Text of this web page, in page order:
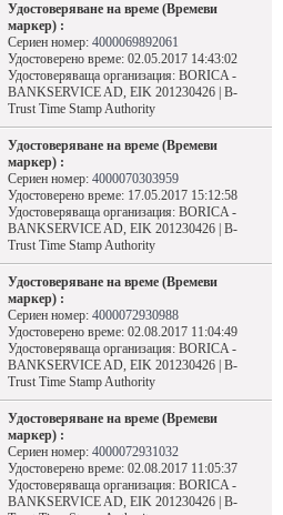
Удостоверяване на време (Времеви
маркер) :
Сериен номер: 4000069892061
Удостоверено време: 02.05.2017 14:43:02
Удостоверяваща организация: BORICA -
BANKSERVICE AD, EIK 201230426 | B-
Trust Time Stamp Authority
Удостоверяване на време (Времеви
маркер) :
Сериен номер: 4000070303959
Удостоверено време: 17.05.2017 15:12:58
Удостоверяваща организация: BORICA -
BANKSERVICE AD, EIK 201230426 | B-
Trust Time Stamp Authority
Удостоверяване на време (Времеви
маркер) :
Сериен номер: 4000072930988
Удостоверено време: 02.08.2017 11:04:49
Удостоверяваща организация: BORICA -
BANKSERVICE AD, EIK 201230426 | B-
Trust Time Stamp Authority
Удостоверяване на време (Времеви
маркер) :
Сериен номер: 4000072931032
Удостоверено време: 02.08.2017 11:05:37
Удостоверяваща организация: BORICA -
BANKSERVICE AD, EIK 201230426 | B-